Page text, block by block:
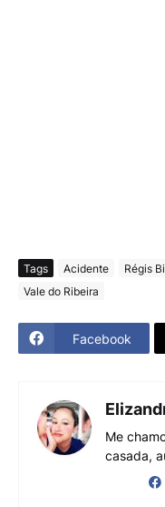
Tags Acidente Régis
Vale do Ribeira
Facebook
Me
casada,